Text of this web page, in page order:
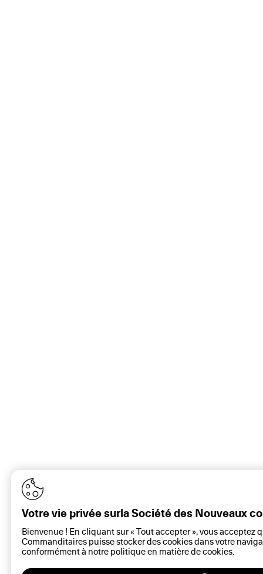
Votre vie privée surla Société des Nouveaux
Bienvenue ! En cliquant sur « Tout accepter », vous acceptez
Commanditaires puisse stocker des cookies dans votre
conformément à notre politique en matière decookies.